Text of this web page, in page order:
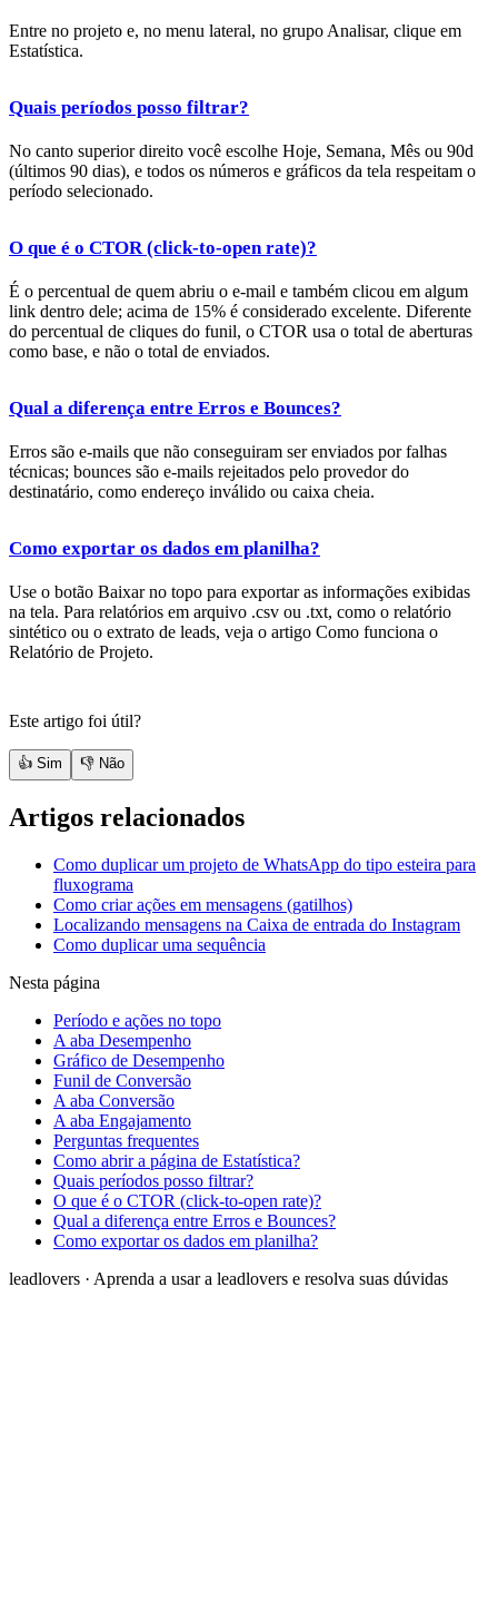
Entre no projeto e, no menu lateral, no grupo Analisar, clique em
Estatística.
Quais períodos posso filtrar?
No canto superior direito você escolhe Hoje, Semana, Mês ou 90d
(últimos 90 dias), e todos os números e gráficos da tela respeitam o
período selecionado.
O que é o CTOR (click-to-open rate)?
É o percentual de quem abriu o e-mail e também clicou em algum
link dentro dele; acima de 15% é considerado excelente. Diferente
do percentual de cliques do funil, o CTOR usa o total de aberturas
como base, e não o total de enviados.
Qual a diferença entre Erros e Bounces?
Erros são e-mails que não conseguiram ser enviados por falhas
técnicas; bounces são e-mails rejeitados pelo provedor do
destinatário, como endereço inválido ou caixa cheia.
Como exportar os dados em planilha?
Use o botão Baixar no topo para exportar as informações exibidas
na tela. Para relatórios em arquivo .csv ou .txt, como o relatório
sintético ou o extrato de leads, veja o artigo Como funciona o
Relatório de Projeto.
Este artigo foi útil?
👍 Sim 👎 Não
Artigos relacionados
Como duplicar um projeto de WhatsApp do tipo esteira para
fluxograma
Como criar ações em mensagens (gatilhos)
Localizando mensagens na Caixa de entrada do Instagram
Como duplicar uma sequência
Nesta página
Período e ações no topo
A aba Desempenho
Gráfico de Desempenho
Funil de Conversão
A aba Conversão
A aba Engajamento
Perguntas frequentes
Como abrir a página de Estatística?
Quais períodos posso filtrar?
O que é o CTOR (click-to-open rate)?
Qual a diferença entre Erros e Bounces?
Como exportar os dados em planilha?
leadlovers · Aprenda a usar a leadlovers e resolva suas dúvidas